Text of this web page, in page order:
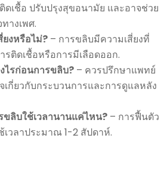
ดเชื้อ ปรับปรุงสุขอนามัย และอาจช่วย
างเพศ.
งหรือไม่? – การขลิบมีความเสี่ยงที่
รติดเชื้อหรือการมีเลือดออก.
ไรก่อนการขลิบ? – ควรปรึกษาแพทย์
เกี่ยวกับกระบวนการและการดูแลหลัง
ลิบใช้เวลานานแค่ไหน? – การฟื้นตัว
วลาประมาณ 1-2 สัปดาห์.